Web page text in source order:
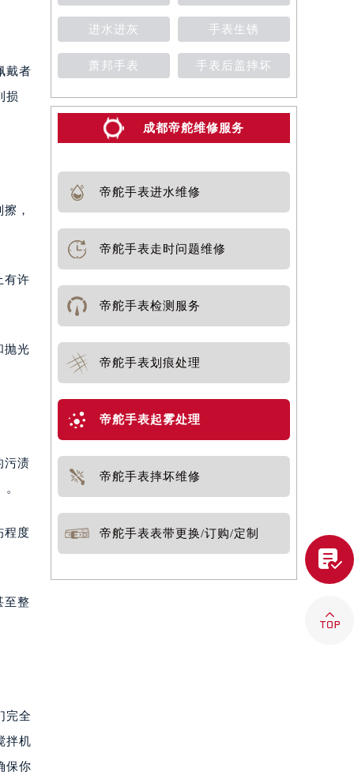
戴者
损
，
有许
抛光
污渍
程度
至整
完全
拌机
保你
进水进灰 手表生锈
萧邦手表 手表后盖摔坏
成都帝舵维修服务
帝舵手表进水维修
帝舵手表走时问题维修
帝舵手表检测服务
帝舵手表划痕处理
帝舵手表起雾处理
帝舵手表摔坏维修
帝舵手表表带更换/订购/定制

